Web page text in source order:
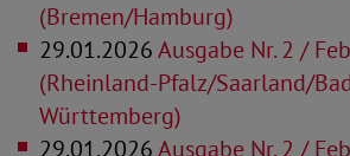
(Bremen/Hamburg)
29.01.2026Ausgabe Nr. 2 /
(Rheinland-Pfalz/Saarland/
Württemberg)
29.01.2026Ausgabe Nr. 2 /